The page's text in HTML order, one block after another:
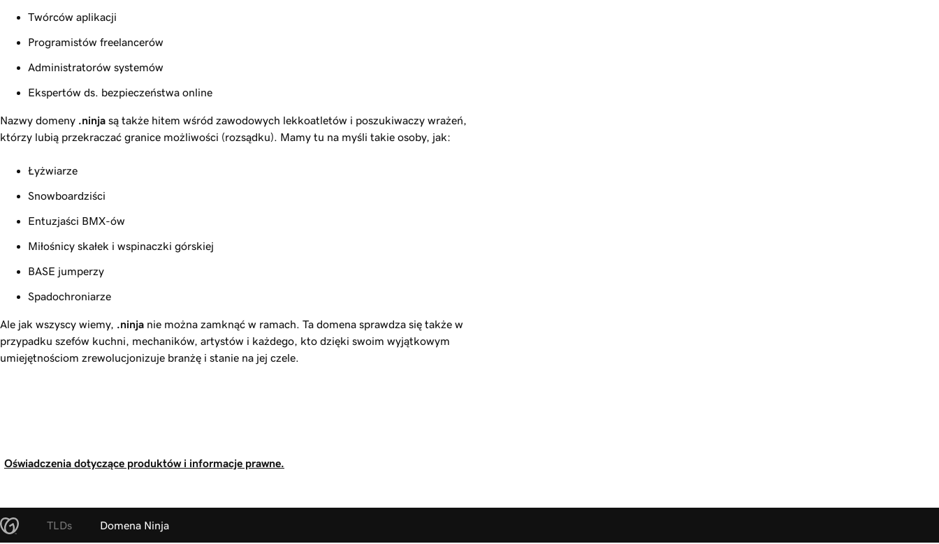
Twórców aplikacji
Programistów freelancerów
Administratorów systemów
Ekspertów ds. bezpieczeństwa online
Nazwy domeny .ninja są także hitem wśród zawodowych lekkoatletów i poszukiwaczy wrażeń,
którzy lubią przekraczać granice możliwości (rozsądku). Mamy tu na myśli takie osoby, jak:
Łyżwiarze
Snowboardziści
Entuzjaści BMX-ów
Miłośnicy skałek i wspinaczki górskiej
BASE jumperzy
Spadochroniarze
Ale jak wszyscy wiemy, .ninja nie można zamknąć w ramach. Ta domena sprawdza się także w
przypadku szefów kuchni, mechaników, artystów i każdego, kto dzięki swoim wyjątkowym
umiejętnościom zrewolucjonizuje branżę i stanie na jej czele.
Oświadczenia dotyczące produktów i informacje prawne.
TLDs Domena Ninja